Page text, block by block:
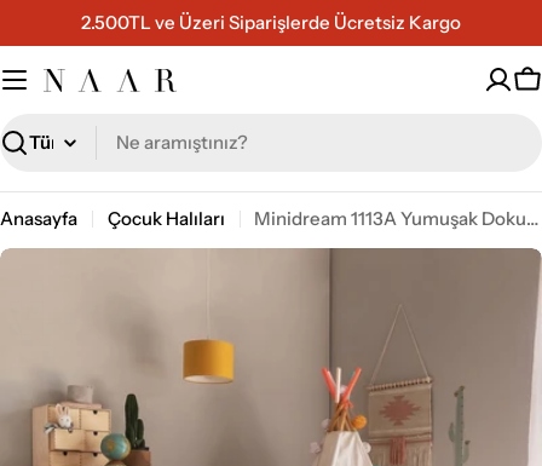
geç
2.500TL ve Üzeri Siparişlerde Ücretsiz Kargo
Ara
Anasayfa Çocuk Halıları Minidream 1113A Yumuşak Dokulu Çocuk Halısı